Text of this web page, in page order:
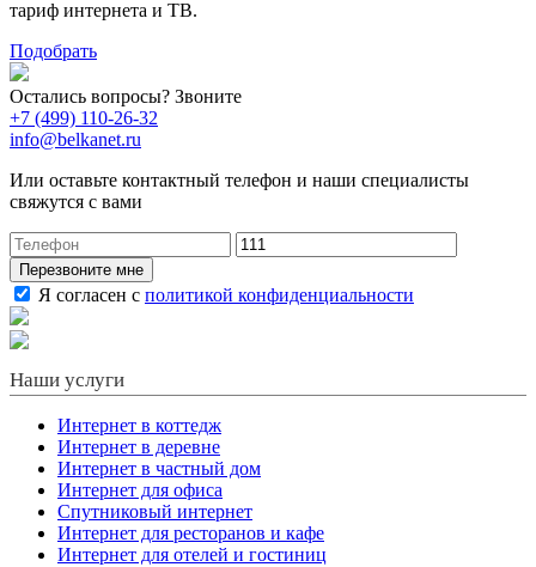
тариф интернета и ТВ.
Подобрать
Остались вопросы? Звоните
+7 (499) 110-26-32
info@belkanet.ru
Или оставьте контактный телефон и наши специалисты
свяжутся с вами
Перезвоните мне
Я согласен с политикой конфиденциальности
Наши услуги
Интернет в коттедж
Интернет в деревне
Интернет в частный дом
Интернет для офиса
Спутниковый интернет
Интернет для ресторанов и кафе
Интернет для отелей и гостиниц